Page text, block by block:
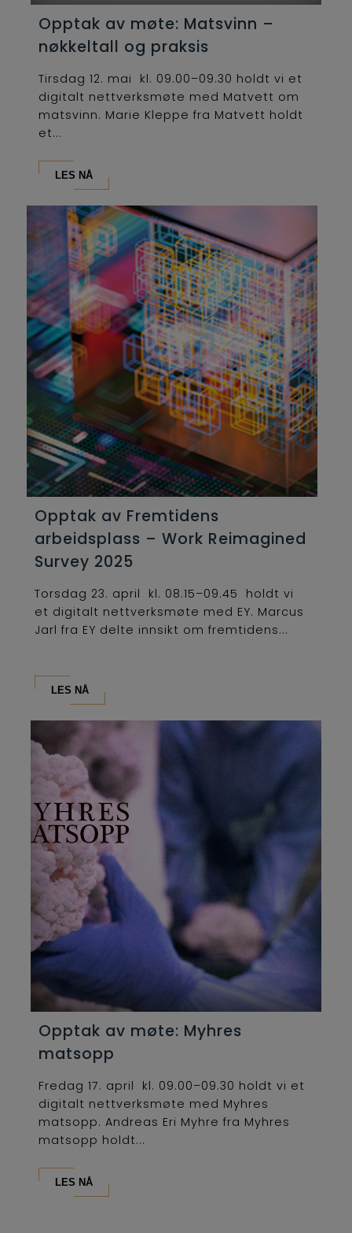
Opptak av møte: Matsvinn –
nøkkeltall og praksis
Tirsdag 12. mai kl. 09.00–09.30 holdt vi et
digitalt nettverksmøte med Matvett om
matsvinn. Marie Kleppe fra Matvett holdt
et...
LES NÅ
Opptak av Fremtidens
arbeidsplass – Work Reimagined
Survey 2025
Torsdag 23. april kl. 08.15–09.45 holdt vi
et digitalt nettverksmøte med EY. Marcus
Jarl fra EY delte innsikt om fremtidens...
LES NÅ
Opptak av møte: Myhres
matsopp
Fredag 17. april kl. 09.00–09.30 holdt vi et
digitalt nettverksmøte med Myhres
matsopp. Andreas Eri Myhre fra Myhres
matsopp holdt...
LES NÅ